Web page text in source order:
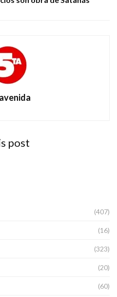
post
(407)
(16)
(323)
(20)
(60)